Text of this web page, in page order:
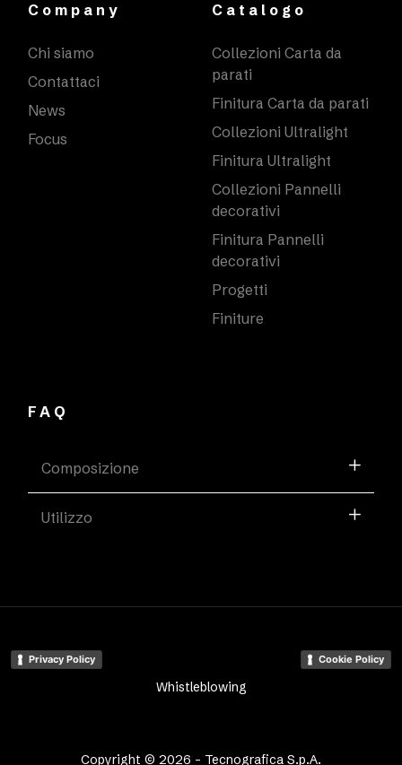
Company
Chi siamo
Contattaci
News
Focus
Catalogo
Collezioni Carta da
parati
Finitura Carta da parati
Collezioni Ultralight
Finitura Ultralight
Collezioni Pannelli
decorativi
Finitura Pannelli
decorativi
Progetti
Finiture
FAQ
Composizione
Utilizzo
Copyright © 2026 - Tecnografica S.p.A.
Privacy Policy Cookie Policy
Whistleblowing